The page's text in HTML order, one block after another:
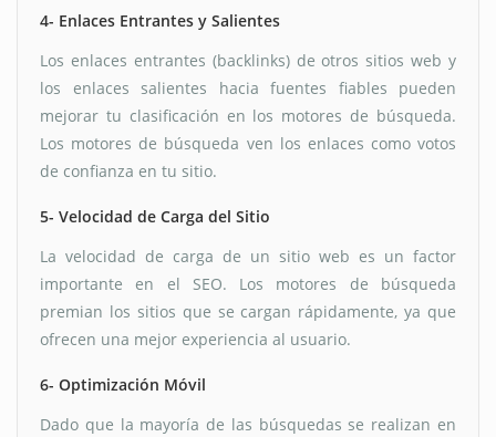
4- Enlaces Entrantes y Salientes
Los enlaces entrantes (backlinks) de otros sitios web y
los enlaces salientes hacia fuentes fiables pueden
mejorar tu clasificación en los motores de búsqueda.
Los motores de búsqueda ven los enlaces como votos
de confianza en tu sitio.
5- Velocidad de Carga del Sitio
La velocidad de carga de un sitio web es un factor
importante en el SEO. Los motores de búsqueda
premian los sitios que se cargan rápidamente, ya que
ofrecen una mejor experiencia al usuario.
6- Optimización Móvil
Dado que la mayoría de las búsquedas se realizan en